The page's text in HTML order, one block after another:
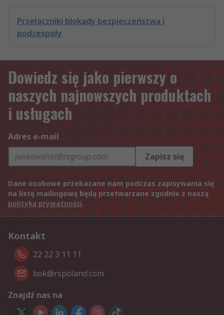
Przełączniki blokady bezpieczeństwa i
podzespoły
Dowiedz się jako pierwszy o
naszych najnowszych produktach
i usługach
Adres e-mail
Zapisz się
Dane osobowe przekazane nam podczas zapisywania się
na listę mailingową będą przetwarzane zgodnie z naszą
polityką prywatności.
Kontakt
22 22 3 11 11
bok@rspoland.com
Znajdź nas na